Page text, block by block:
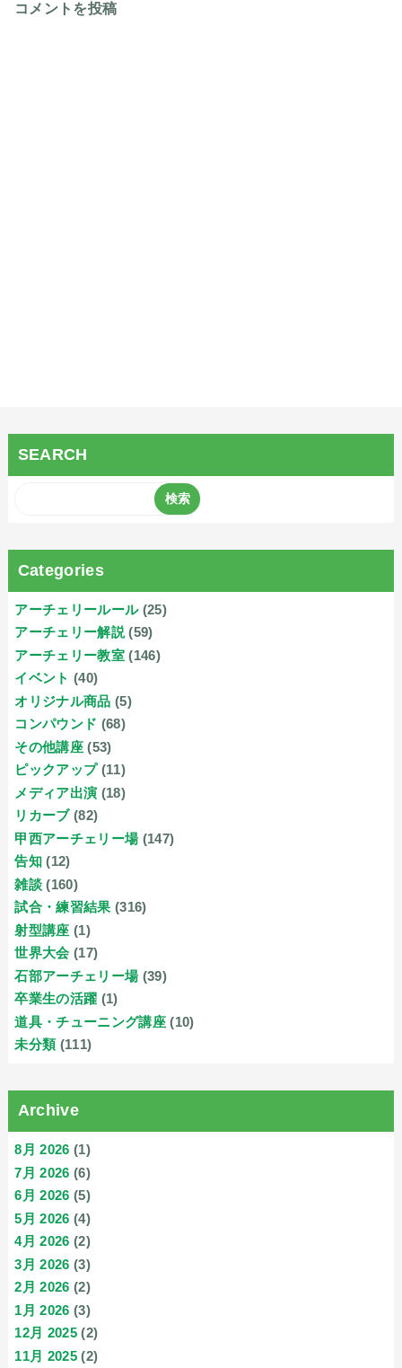
コメントを投稿
SEARCH
Categories
アーチェリールール (25)
アーチェリー解説 (59)
アーチェリー教室 (146)
イベント (40)
オリジナル商品 (5)
コンパウンド (68)
その他講座 (53)
ピックアップ (11)
メディア出演 (18)
リカーブ (82)
甲西アーチェリー場 (147)
告知 (12)
雑談 (160)
試合・練習結果 (316)
射型講座 (1)
世界大会 (17)
石部アーチェリー場 (39)
卒業生の活躍 (1)
道具・チューニング講座 (10)
未分類 (111)
Archive
8月 2026 (1)
7月 2026 (6)
6月 2026 (5)
5月 2026 (4)
4月 2026 (2)
3月 2026 (3)
2月 2026 (2)
1月 2026 (3)
12月 2025 (2)
11月 2025 (2)